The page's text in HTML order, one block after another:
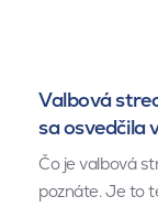
Valbová
sa osvedčila
Čo je valbová
poznáte. Je to